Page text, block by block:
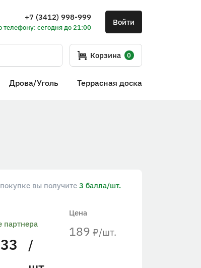
+7 (3412) 998-999
телефону: сегодня до 21:00
Войти
Корзина 0
Дрова/Уголь Террасная доска
вы получите 3 балла/шт.
Цена
189 ₽/шт.
партнера
/